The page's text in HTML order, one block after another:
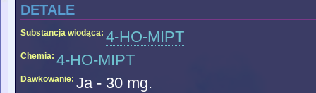
detale
Substancja wiodąca: 4-HO-MIPT
Chemia: 4-HO-MIPT
Dawkowanie: Ja - 30 mg.